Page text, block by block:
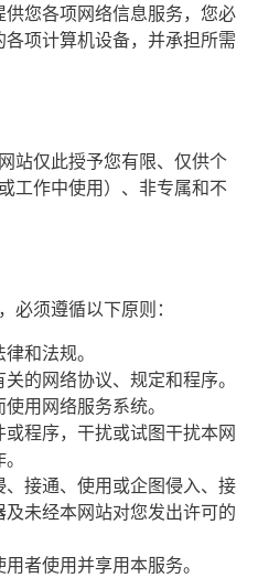
您各项网络信息服务，您必
项计算机设备，并承担所需
站仅此授予您有限、仅供个
工作中使用）、非专属和不
必须遵循以下原则：
和法规。
的网络协议、规定和程序。
用网络服务系统。
程序，干扰或试图干扰本网
接通、使用或企图侵入、接
未经本网站对您发出许可的
者使用并享用本服务。